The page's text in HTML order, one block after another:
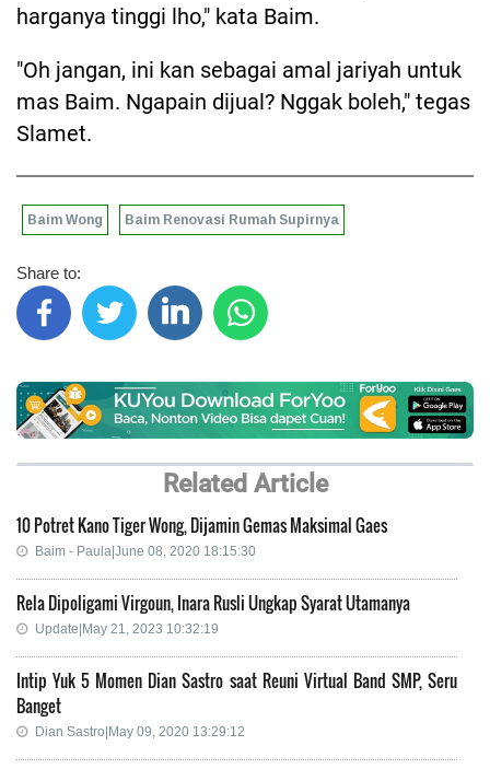
harganya tinggi lho," kata Baim.
"Oh jangan, ini kan sebagai amal jariyah untuk
mas Baim. Ngapain dijual? Nggak boleh," tegas
Slamet.
Baim Wong Baim Renovasi Rumah Supirnya
Share to:
Related Article
10 Potret Kano Tiger Wong, Dijamin Gemas Maksimal Gaes
Baim - Paula|June 08, 2020 18:15:30
Rela Dipoligami Virgoun, Inara Rusli Ungkap Syarat Utamanya
Update|May 21, 2023 10:32:19
Intip Yuk 5 Momen Dian Sastro saat Reuni Virtual Band SMP, Seru
Banget
Dian Sastro|May 09, 2020 13:29:12